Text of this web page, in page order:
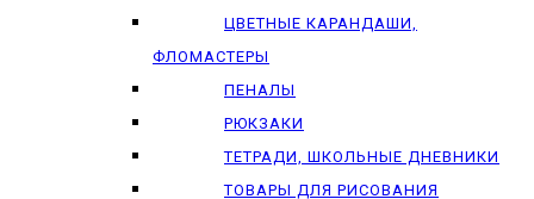
ЦВЕТНЫЕ КАРАНДАШИ,
ФЛОМАСТЕРЫ
ПЕНАЛЫ
РЮКЗАКИ
ТЕТРАДИ, ШКОЛЬНЫЕ ДНЕВНИКИ
ТОВАРЫ ДЛЯ РИСОВАНИЯ